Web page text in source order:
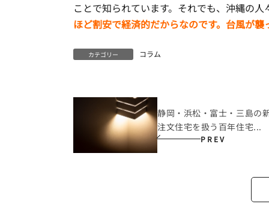
ことで知られています。それでも、沖縄の人
ほど割安で経済的だからなのです。台風が
カテゴリー コラム
静岡・浜松・富士・三島の
注文住宅を扱う百年住宅...
PREV